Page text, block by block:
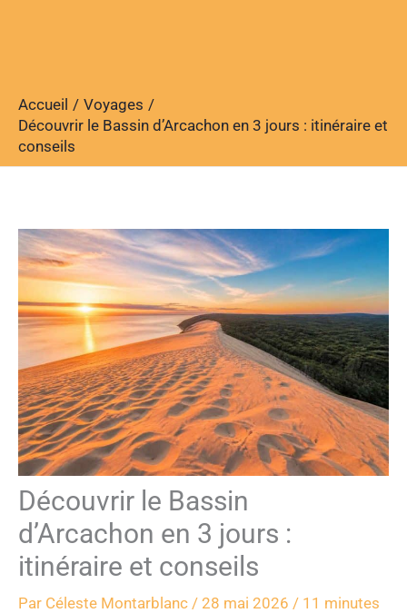
Accueil
Voyages
Découvrir le Bassin d’Arcachon en 3 jours : itinéraire et
conseils
Découvrir le Bassin
d’Arcachon en 3 jours :
itinéraire et conseils
Par Céleste Montarblanc / 28 mai 2026 / 11 minutes